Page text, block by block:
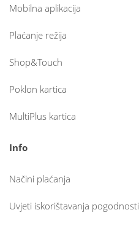
Mobilna aplikacija
Plaćanje režija
Shop&Touch
Poklon kartica
MultiPlus kartica
Info
Načini plaćanja
Uvjeti iskorištavanja pogodnosti